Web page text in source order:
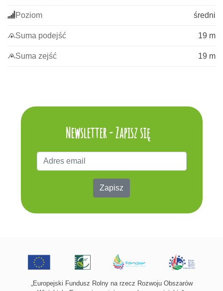
Poziom średni
Suma podejść 19 m
Suma zejść 19 m
Newsletter - Zapisz się
Zapisz
„Europejski Fundusz Rolny na rzecz Rozwoju Obszarów